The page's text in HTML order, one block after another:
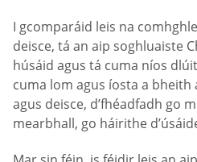
I gcomparáid leis na
deisce, tá an aip soghluaiste
húsáid agus tá cuma níos
cuma lom agus íosta a bheith
agus deisce, d’fhéadfadh go
mearbhall, go háirithe